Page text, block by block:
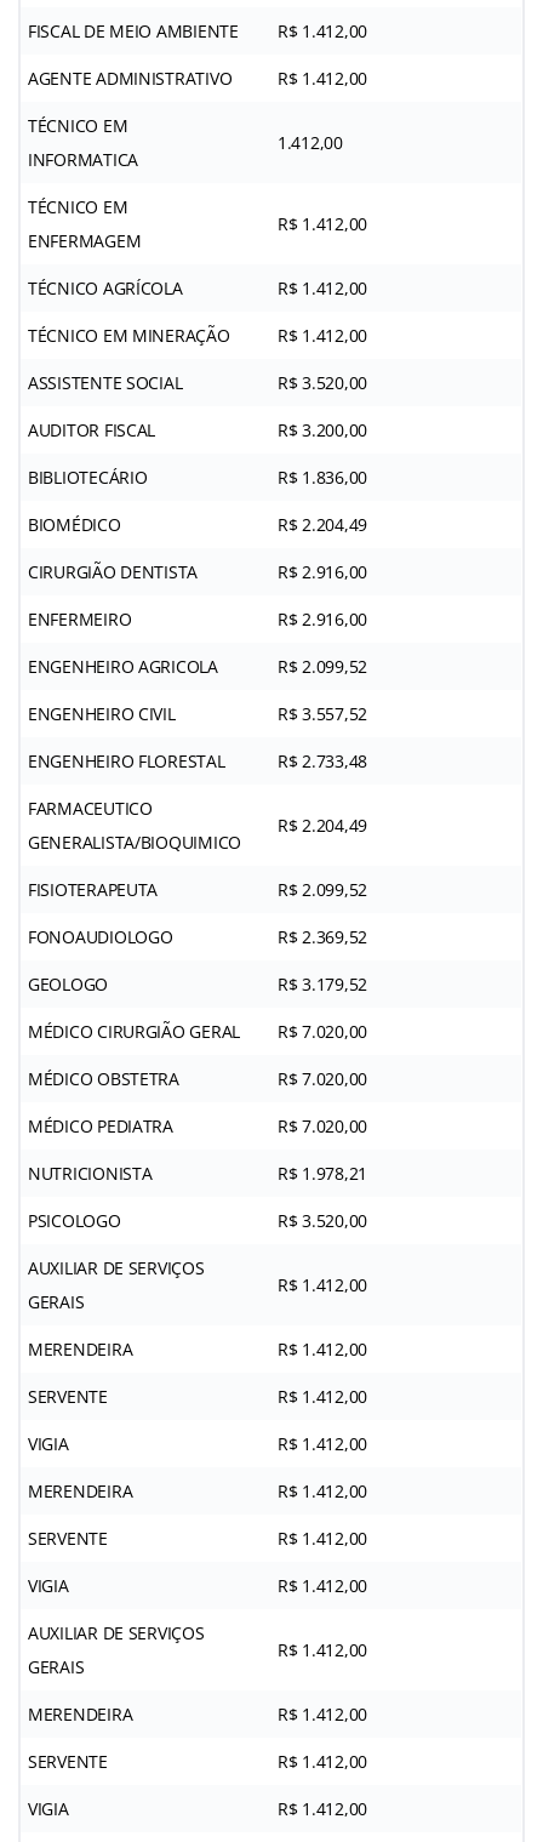
FISCAL DE MEIO AMBIENTE R$ 1.412,00
AGENTE ADMINISTRATIVO R$ 1.412,00
TÉCNICO EM
INFORMATICA
1.412,00
TÉCNICO EM
ENFERMAGEM
R$ 1.412,00
TÉCNICO AGRÍCOLA R$ 1.412,00
TÉCNICO EM MINERAÇÃO R$ 1.412,00
ASSISTENTE SOCIAL R$ 3.520,00
AUDITOR FISCAL R$ 3.200,00
BIBLIOTECÁRIO R$ 1.836,00
BIOMÉDICO R$ 2.204,49
CIRURGIÃO DENTISTA R$ 2.916,00
ENFERMEIRO R$ 2.916,00
ENGENHEIRO AGRICOLA R$ 2.099,52
ENGENHEIRO CIVIL R$ 3.557,52
ENGENHEIRO FLORESTAL R$ 2.733,48
FARMACEUTICO
GENERALISTA/BIOQUIMICO
R$ 2.204,49
FISIOTERAPEUTA R$ 2.099,52
FONOAUDIOLOGO R$ 2.369,52
GEOLOGO R$ 3.179,52
MÉDICO CIRURGIÃO GERAL R$ 7.020,00
MÉDICO OBSTETRA R$ 7.020,00
MÉDICO PEDIATRA R$ 7.020,00
NUTRICIONISTA R$ 1.978,21
PSICOLOGO R$ 3.520,00
AUXILIAR DE SERVIÇOS
GERAIS
R$ 1.412,00
MERENDEIRA R$ 1.412,00
SERVENTE R$ 1.412,00
VIGIA R$ 1.412,00
MERENDEIRA R$ 1.412,00
SERVENTE R$ 1.412,00
VIGIA R$ 1.412,00
AUXILIAR DE SERVIÇOS
GERAIS
R$ 1.412,00
MERENDEIRA R$ 1.412,00
SERVENTE R$ 1.412,00
VIGIA R$ 1.412,00